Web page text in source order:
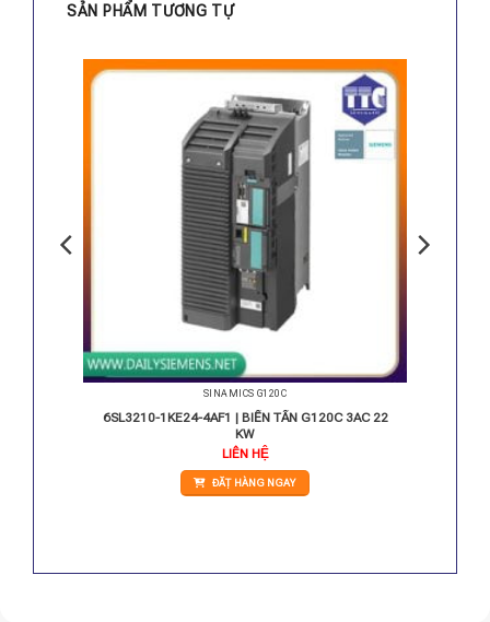
SẢN PHẨM TƯƠNG TỰ
SINAMICS G120C
6SL3210-1KE24-4AF1 | BIẾN TẦN G120C 3AC 22
KW
LIÊN HỆ
ĐẶT HÀNG NGAY